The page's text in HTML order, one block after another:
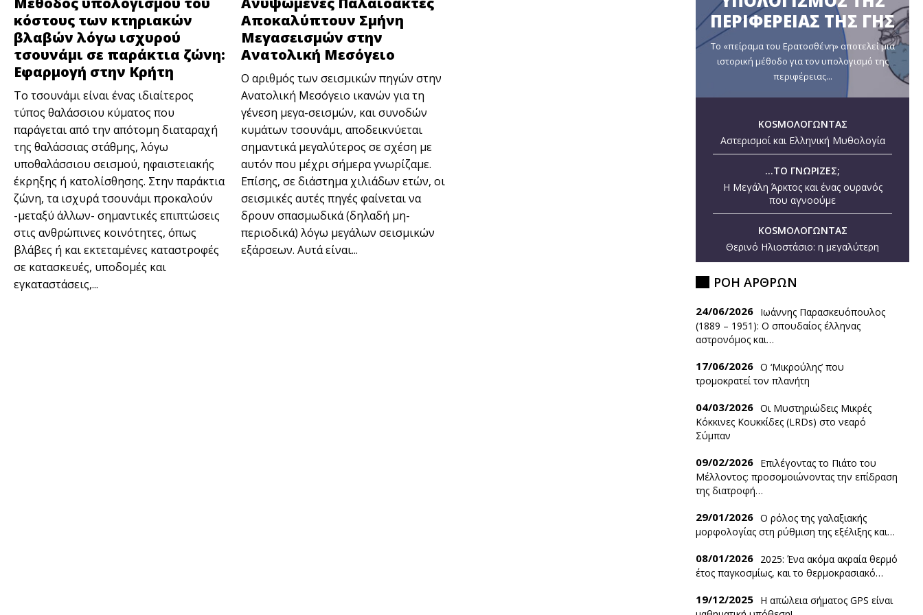
κόστους των κτηριακών
βλαβών λόγω ισχυρού
τσουνάμι σε παράκτια ζώνη:
Εφαρμογή στην Κρήτη
To τσουνάμι είναι ένας ιδιαίτερος
τύπος θαλάσσιου κύματος που
παράγεται από την απότομη διαταραχή
της θαλάσσιας στάθμης, λόγω
υποθαλάσσιου σεισμού, ηφαιστειακής
έκρηξης ή κατολίσθησης. Στην παράκτια
ζώνη, τα ισχυρά τσουνάμι προκαλούν
-μεταξύ άλλων- σημαντικές επιπτώσεις
στις ανθρώπινες κοινότητες, όπως
βλάβες ή και εκτεταμένες καταστροφές
σε κατασκευές, υποδομές και
εγκαταστάσεις,...
Αποκαλύπτουν Σμήνη
Μεγασεισμών στην
Ανατολική Μεσόγειο
Ο αριθμός των σεισμικών πηγών στην
Ανατολική Μεσόγειο ικανών για τη
γένεση μεγα-σεισμών, και συνοδών
κυμάτων τσουνάμι, αποδεικνύεται
σημαντικά μεγαλύτερος σε σχέση με
αυτόν που μέχρι σήμερα γνωρίζαμε.
Επίσης, σε διάστημα χιλιάδων ετών, οι
σεισμικές αυτές πηγές φαίνεται να
δρουν σπασμωδικά (δηλαδή μη-
περιοδικά) λόγω μεγάλων σεισμικών
εξάρσεων. Αυτά είναι...
ΠΕΡΙΦΕΡΕΙΑΣ ΤΗΣ ΓΗΣ
Το «πείραμα του Ερατοσθένη» αποτελεί μια
ιστορική μέθοδο για τον υπολογισμό της
περιφέρειας...
KOSMOΛΟΓΩΝΤΑΣ
Αστερισμοί και Ελληνική Μυθολογία
...ΤΟ ΓΝΩΡΙΖΕΣ;
Η Μεγάλη Άρκτος και ένας ουρανός
που αγνοούμε
KOSMOΛΟΓΩΝΤΑΣ
Θερινό Ηλιοστάσιο: η μεγαλύτερη
ημέρα του έτους
ΡΟΗ ΑΡΘΡΩΝ
24/06/2026 Ιωάννης Παρασκευόπουλος
(1889 – 1951): O σπουδαίος έλληνας
αστρονόμος και…
17/06/2026 Ο ‘Mικρούλης’ που
τρομοκρατεί τον πλανήτη
04/03/2026 Οι Μυστηριώδεις Μικρές
Κόκκινες Κουκκίδες (LRDs) στο νεαρό
Σύμπαν
09/02/2026 Επιλέγοντας το Πιάτο του
Μέλλοντος: προσομοιώνοντας την επίδραση
της διατροφή…
29/01/2026 Ο ρόλος της γαλαξιακής
μορφολογίας στη ρύθμιση της εξέλιξης και…
08/01/2026 2025: Ένα ακόμα ακραία θερμό
έτος παγκοσμίως, και το θερμοκρασιακό…
19/12/2025 Η απώλεια σήματος GPS είναι